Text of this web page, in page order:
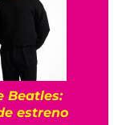
Beatles:
estreno